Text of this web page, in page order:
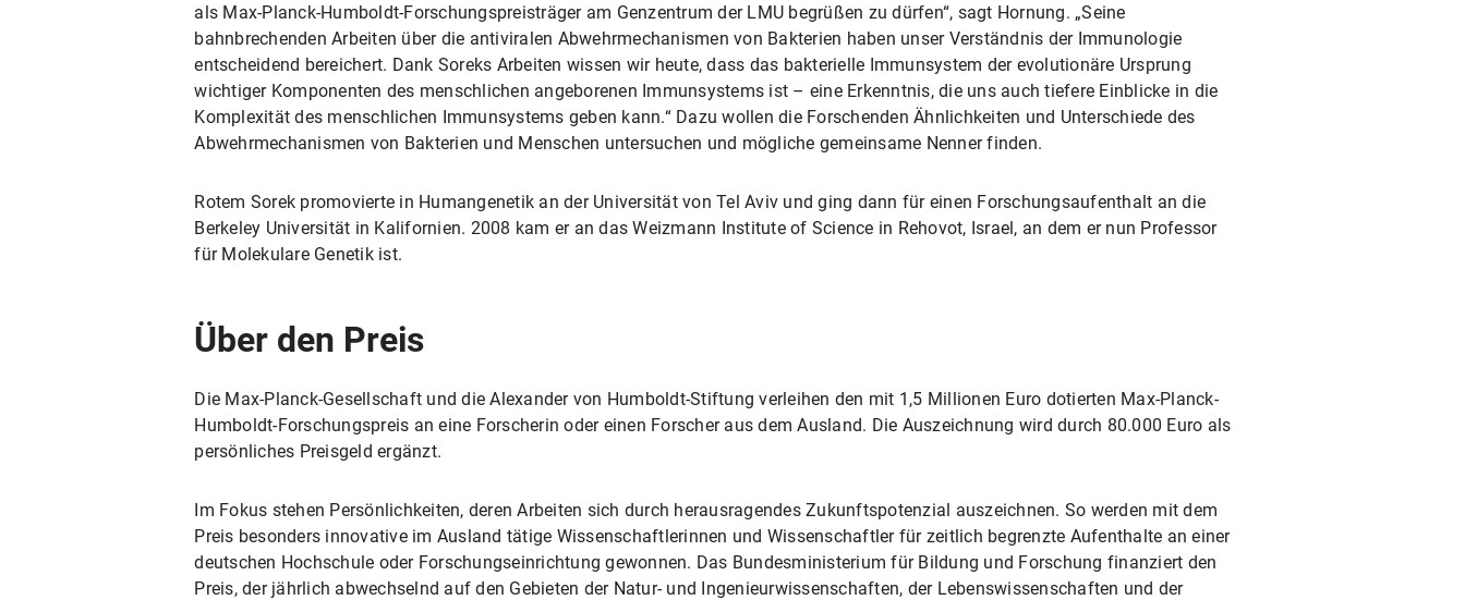
als Max-Planck-Humboldt-Forschungspreisträger am Genzentrum der LMU begrüßen zu dürfen“, sagt Hornung. „Seine
bahnbrechenden Arbeiten über die antiviralen Abwehrmechanismen von Bakterien haben unser Verständnis der Immunologie
entscheidend bereichert. Dank Soreks Arbeiten wissen wir heute, dass das bakterielle Immunsystem der evolutionäre Ursprung
wichtiger Komponenten des menschlichen angeborenen Immunsystems ist – eine Erkenntnis, die uns auch tiefere Einblicke in die
Komplexität des menschlichen Immunsystems geben kann.“ Dazu wollen die Forschenden Ähnlichkeiten und Unterschiede des
Abwehrmechanismen von Bakterien und Menschen untersuchen und mögliche gemeinsame Nenner finden.
Rotem Sorek promovierte in Humangenetik an der Universität von Tel Aviv und ging dann für einen Forschungsaufenthalt an die
Berkeley Universität in Kalifornien. 2008 kam er an das Weizmann Institute of Science in Rehovot, Israel, an dem er nun Professor
für Molekulare Genetik ist.
Über den Preis
Die Max-Planck-Gesellschaft und die Alexander von Humboldt-Stiftung verleihen den mit 1,5 Millionen Euro dotierten Max-Planck-
Humboldt-Forschungspreis an eine Forscherin oder einen Forscher aus dem Ausland. Die Auszeichnung wird durch 80.000 Euro als
persönliches Preisgeld ergänzt.
Im Fokus stehen Persönlichkeiten, deren Arbeiten sich durch herausragendes Zukunftspotenzial auszeichnen. So werden mit dem
Preis besonders innovative im Ausland tätige Wissenschaftlerinnen und Wissenschaftler für zeitlich begrenzte Aufenthalte an einer
deutschen Hochschule oder Forschungseinrichtung gewonnen. Das Bundesministerium für Bildung und Forschung finanziert den
Preis, der jährlich abwechselnd auf den Gebieten der Natur- und Ingenieurwissenschaften, der Lebenswissenschaften und der